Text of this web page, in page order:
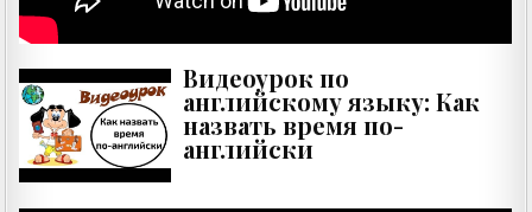
Видеоурок по
английскому языку: Как
назвать время по-
английски